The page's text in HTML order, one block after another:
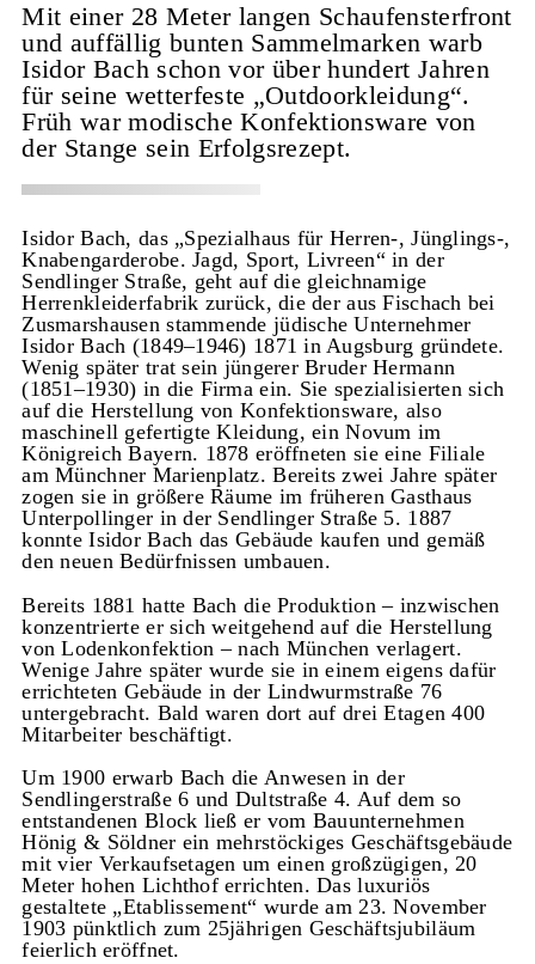
Mit einer 28 Meter langen Schaufensterfront
und auffällig bunten Sammelmarken warb
Isidor Bach schon vor über hundert Jahren
für seine wetterfeste „Outdoorkleidung“.
Früh war modische Konfektionsware von
der Stange sein Erfolgsrezept.
Isidor Bach, das „Spezialhaus für Herren-, Jünglings-,
Knabengarderobe. Jagd, Sport, Livreen“ in der
Sendlinger Straße, geht auf die gleichnamige
Herrenkleiderfabrik zurück, die der aus Fischach bei
Zusmarshausen stammende jüdische Unternehmer
Isidor Bach (1849–1946) 1871 in Augsburg gründete.
Wenig später trat sein jüngerer Bruder Hermann
(1851–1930) in die Firma ein. Sie spezialisierten sich
auf die Herstellung von Konfektionsware, also
maschinell gefertigte Kleidung, ein Novum im
Königreich Bayern. 1878 eröffneten sie eine Filiale
am Münchner Marienplatz. Bereits zwei Jahre später
zogen sie in größere Räume im früheren Gasthaus
Unterpollinger in der Sendlinger Straße 5. 1887
konnte Isidor Bach das Gebäude kaufen und gemäß
den neuen Bedürfnissen umbauen.
Bereits 1881 hatte Bach die Produktion – inzwischen
konzentrierte er sich weitgehend auf die Herstellung
von Lodenkonfektion – nach München verlagert.
Wenige Jahre später wurde sie in einem eigens dafür
errichteten Gebäude in der Lindwurmstraße 76
untergebracht. Bald waren dort auf drei Etagen 400
Mitarbeiter beschäftigt.
Um 1900 erwarb Bach die Anwesen in der
Sendlingerstraße 6 und Dultstraße 4. Auf dem so
entstandenen Block ließ er vom Bauunternehmen
Hönig & Söldner ein mehrstöckiges Geschäftsgebäude
mit vier Verkaufsetagen um einen großzügigen, 20
Meter hohen Lichthof errichten. Das luxuriös
gestaltete „Etablissement“ wurde am 23. November
1903 pünktlich zum 25jährigen Geschäftsjubiläum
feierlich eröffnet.